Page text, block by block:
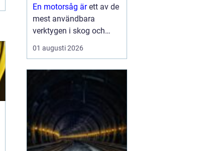
En motorsåg ärett av de
mest användbara
verktygen i skog och
trädgård. Den sparar tid,
gör tunga jobb möjliga
avgörande del av både
yrkesliv och fritid.
Samtidigt kräver
verktyget respekt, kun...
01 augusti 2026